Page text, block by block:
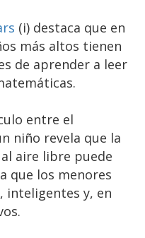
(i) destaca que en
más altos tienen
de aprender a leer
entre el
niño revela que la
aire libre puede
que los menores
inteligentes y, en